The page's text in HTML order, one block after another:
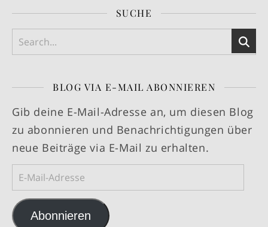
SUCHE
BLOG VIA E-MAIL ABONNIEREN
Gib deine E-Mail-Adresse an, um diesen Blog
zu abonnieren und Benachrichtigungen über
neue Beiträge via E-Mail zu erhalten.
E-Mail-Adresse
Abonnieren